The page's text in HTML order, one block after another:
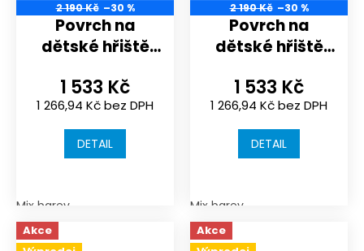
2 190 Kč –30 %
Povrch na
dětské hřiště
sportoviště |
1000x1000x30
mm | spojení
puzzle
1 266,94 Kč bez DPH
1 533 Kč
DETAIL
Mix barev
2 190 Kč –30 %
Povrch na
dětské hřiště
sportoviště |
1000x1000x30
mm | spojení
puzzle
1 266,94 Kč bez DPH
1 533 Kč
DETAIL
Mix barev
Akce
Akce